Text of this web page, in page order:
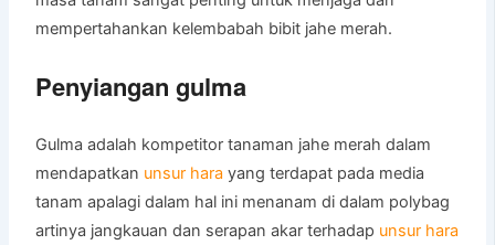
mempertahankan kelembabah bibit jahe merah.
Penyiangan gulma
Gulma adalah kompetitor tanaman jahe merah dalam
mendapatkan unsur hara yang terdapat pada media
tanam apalagi dalam hal ini menanam di dalam polybag
artinya jangkauan dan serapan akar terhadap unsur hara